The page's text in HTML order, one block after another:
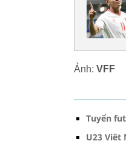
Ảnh: VFF
Tuyển
U23 Việt